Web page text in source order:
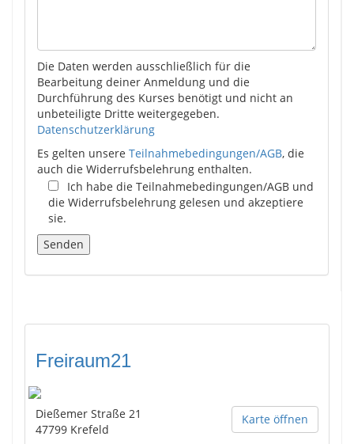
Die Daten werden ausschließlich für die
Bearbeitung deiner Anmeldung und die
Durchführung des Kurses benötigt und nicht an
unbeteiligte Dritte weitergegeben.
Datenschutzerklärung
Es gelten unsere Teilnahmebedingungen/AGB, die
auch die Widerrufsbelehrung enthalten.
Ich habe die Teilnahmebedingungen/AGB und
die Widerrufsbelehrung gelesen und akzeptiere
sie.
Freiraum21
Karte öffnen
Dießemer Straße 21
47799 Krefeld